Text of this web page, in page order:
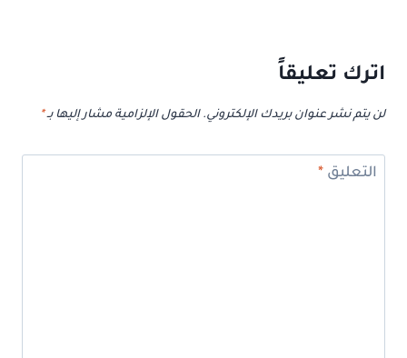
اترك تعليقاً
لن يتم نشر عنوان بريدك الإلكتروني. الحقول الإلزامية مشار إليها بـ*
التعليق *